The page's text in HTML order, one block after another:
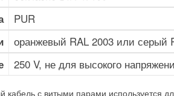
PUR
оранжевый RAL 2003 или серый
250 V, не для высокого
кабель с витыми парами используется